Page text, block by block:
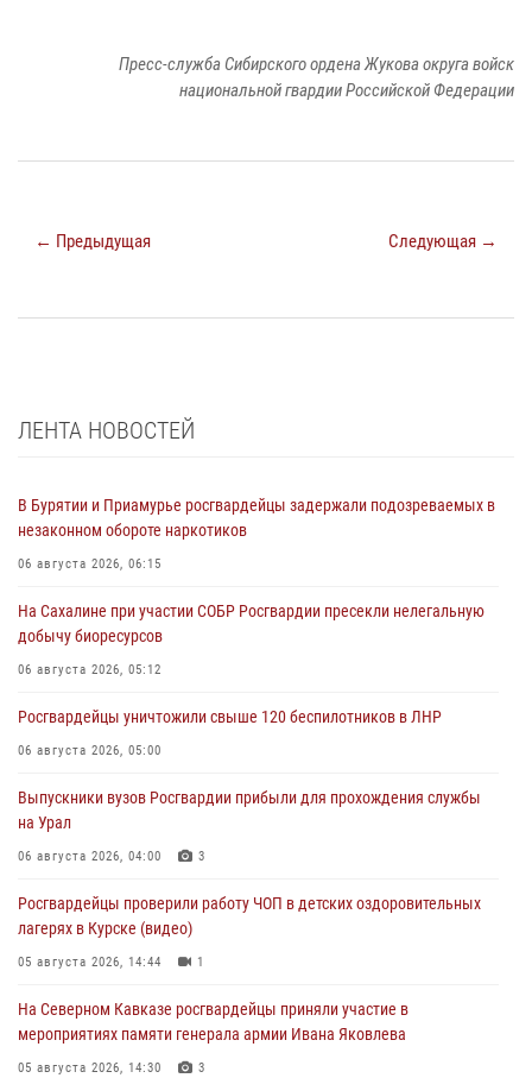
Пресс-служба Сибирского ордена Жукова округа войск
национальной гвардии Российской Федерации
← Предыдущая Следующая →
ЛЕНТА НОВОСТЕЙ
В Бурятии и Приамурье росгвардейцы задержали подозреваемых в
незаконном обороте наркотиков
06 августа 2026, 06:15
На Сахалине при участии СОБР Росгвардии пресекли нелегальную
добычу биоресурсов
06 августа 2026, 05:12
Росгвардейцы уничтожили свыше 120 беспилотников в ЛНР
06 августа 2026, 05:00
Выпускники вузов Росгвардии прибыли для прохождения службы
на Урал
06 августа 2026, 04:00 3
Росгвардейцы проверили работу ЧОП в детских оздоровительных
лагерях в Курске (видео)
05 августа 2026, 14:44 1
На Северном Кавказе росгвардейцы приняли участие в
мероприятиях памяти генерала армии Ивана Яковлева
05 августа 2026, 14:30 3